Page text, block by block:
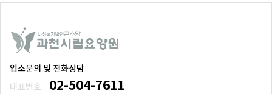
입소문의 및 전화상담
대표번호
02-504-7611